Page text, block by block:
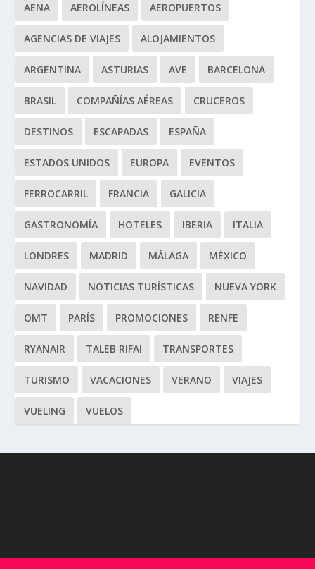
AENA AEROLÍNEAS AEROPUERTOS
AGENCIAS DE VIAJES ALOJAMIENTOS
ARGENTINA ASTURIAS AVE BARCELONA
BRASIL COMPAÑÍAS AÉREAS CRUCEROS
DESTINOS ESCAPADAS ESPAÑA
ESTADOS UNIDOS EUROPA EVENTOS
FERROCARRIL FRANCIA GALICIA
GASTRONOMÍA HOTELES IBERIA ITALIA
LONDRES MADRID MÁLAGA MÉXICO
NAVIDAD NOTICIAS TURÍSTICAS NUEVA YORK
OMT PARÍS PROMOCIONES RENFE
RYANAIR TALEB RIFAI TRANSPORTES
TURISMO VACACIONES VERANO VIAJES
VUELING VUELOS